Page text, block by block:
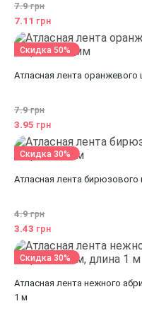
7.9грн
7.11 грн
Атласная лента
7.9грн
3.95 грн
Скидка 50%
Атласная лента
4.9грн
3.43 грн
Скидка 30%
Атласная лента нежного
1 м
Скидка 30%